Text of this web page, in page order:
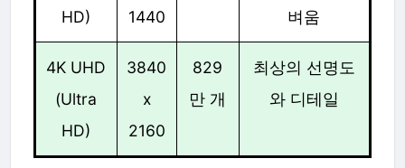
HD)
1440
벼움
4K UHD
(Ultra
HD)
3840
x
2160
829
만 개
최상의 선명도
와 디테일